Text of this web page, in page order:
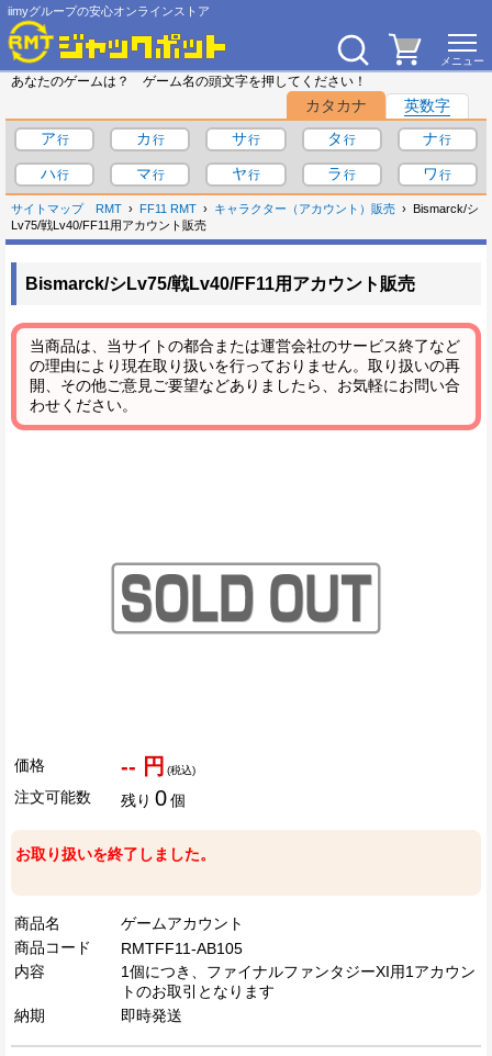
iimyグループの安心オンラインストア
あなたのゲームは？ ゲーム名の頭文字を押してください！
カタカナ
英数字
ア
カ サ タ
ナ
ハ
マ ヤ ラ ワ
サイトマップ RMT FF11 RMT キャラクター（アカウント）販売
Bismarck/シ
Lv75/戦Lv40/FF11用アカウント販売
Bismarck/シLv75/戦Lv40/FF11用アカウント販売
当商品は、当サイトの都合または運営会社のサービス終了など
の理由により現在取り扱いを行っておりません。取り扱いの再
開、その他ご意見ご要望などありましたら、お気軽にお問い合
わせください。
価格 -- 円 (税込)
注文可能数 残り 0個
お取り扱いを終了しました。
商品名
ゲームアカウント
商品コード
RMTFF11-AB105
内容
1個につき、ファイナルファンタジーXI用1アカウン
トのお取引となります
納期
即時発送